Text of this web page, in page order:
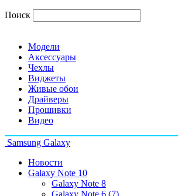
Поиск
Модели
Аксессуары
Чехлы
Виджеты
Живые обои
Драйверы
Прошивки
Видео
Samsung Galaxy
Новости
Galaxy Note 10
Galaxy Note 8
Galaxy Note 6 (7)